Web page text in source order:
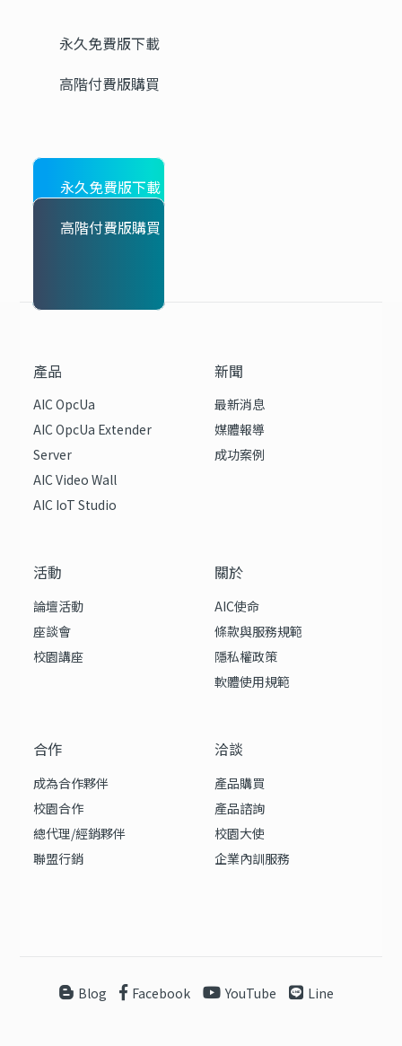
永久免費版下載
高階付費版購買
永久免費版下載
高階付費版購買
產品
AIC OpcUa
AIC OpcUa Extender
Server
AIC Video Wall
AIC IoT Studio
新聞
最新消息
媒體報導
成功案例
活動
論壇活動
座談會
校園講座
關於
AIC使命
條款與服務規範
隱私權政策
軟體使用規範
合作
成為合作夥伴
校園合作
總代理/經銷夥伴
聯盟行銷
洽談
產品購買
產品諮詢
校園大使
企業內訓服務
Blog Facebook YouTube Line